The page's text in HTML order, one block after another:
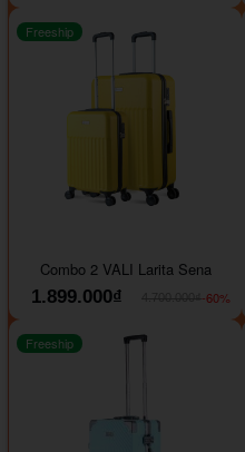
Freeship
Combo 2 VALI Larita Sena
1.899.000₫
-60%
Freeship